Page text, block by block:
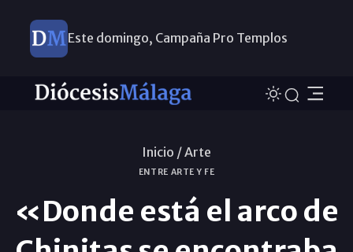
Este domingo, Campaña Pro Templos
Inicio /Arte
ENTRE ARTE Y FE
«Donde está el arco de